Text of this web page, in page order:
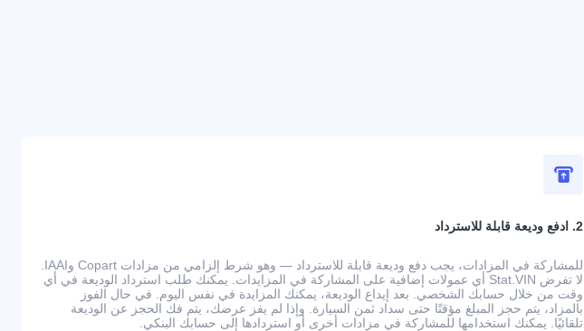
2. ادفع وديعة قابلة للاسترداد
لا تفرض Stat.VIN أي عمولات إضافية على المشاركة في المزايدات. يمكنك طلب استرداد الوديعة في أي
وقت من خلال حسابك الشخصي. بعد إيداع الوديعة، يمكنك المزايدة في نفس اليوم. في حال الفوز
بالمزاد، يتم حجز المبلغ مؤقتًا حتى سداد ثمن السيارة. وإذا لم يفز عرضك، يتم فك الحجز عن الوديعة
تلقائيًا. يمكنك استخدامها للمشاركة في مزادات أخرى أو استردادها إلى حسابك البنكي.